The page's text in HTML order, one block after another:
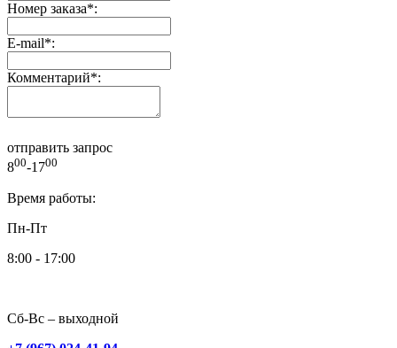
Номер заказа*:
E-mail*:
Комментарий*:
отправить запрос
800-1700
Время работы:
Пн-Пт
8:00 - 17:00
Сб-Вс – выходной